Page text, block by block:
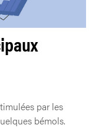
par les
bémols.